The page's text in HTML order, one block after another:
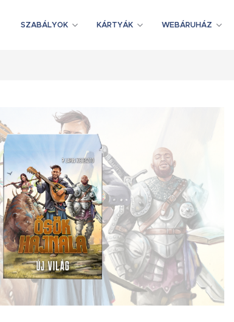
SZABÁLYOK KÁRTYÁK WEBÁRUHÁZ